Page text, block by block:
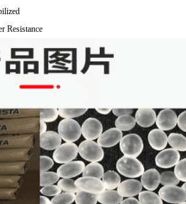
Resistance